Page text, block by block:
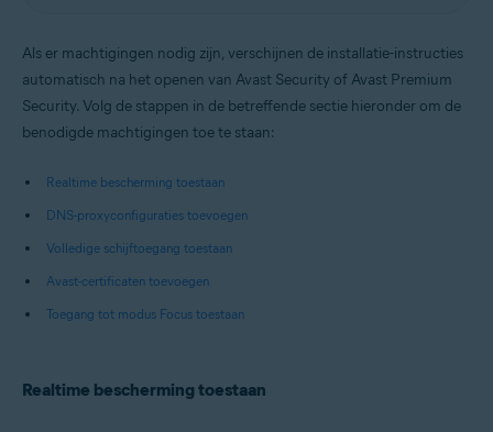
Als er machtigingen nodig zijn, verschijnen de installatie-instructies
automatisch na het openen van Avast Security of Avast Premium
Security. Volg de stappen in de betreffende sectie hieronder om de
benodigde machtigingen toe te staan:
Realtime bescherming toestaan
DNS-proxyconfiguraties toevoegen
Volledige schijftoegang toestaan
Avast-certificaten toevoegen
Toegang tot modus Focus toestaan
Realtime bescherming toestaan